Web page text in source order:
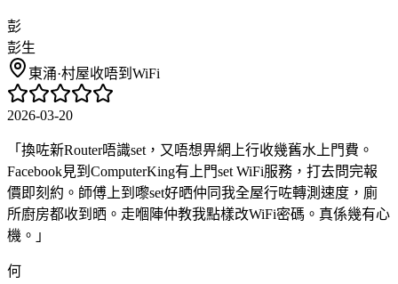
彭
彭生
東涌·村屋收唔到WiFi
2026-03-20
「 換咗新Router唔識set，又唔想畀網上行收幾舊水上門費。
Facebook見到ComputerKing有上門set WiFi服務，打去問完報
價即刻約。師傅上到嚟set好晒仲同我全屋行咗轉測速度，廁
所廚房都收到晒。走嗰陣仲教我點樣改WiFi密碼。真係幾有心
機。 」
何